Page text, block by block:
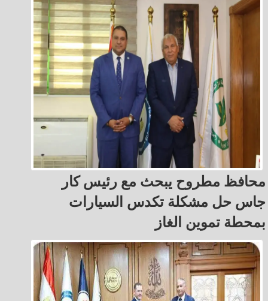
محافظ مطروح يبحث مع رئيس كار
جاس حل مشكلة تكدس السيارات
بمحطة تموين الغاز